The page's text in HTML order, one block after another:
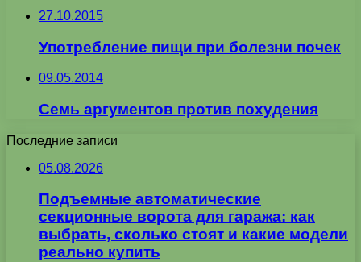
27.10.2015
Употребление пищи при болезни почек
09.05.2014
Семь аргументов против похудения
Последние записи
05.08.2026
Подъемные автоматические
секционные ворота для гаража: как
выбрать, сколько стоят и какие модели
реально купить